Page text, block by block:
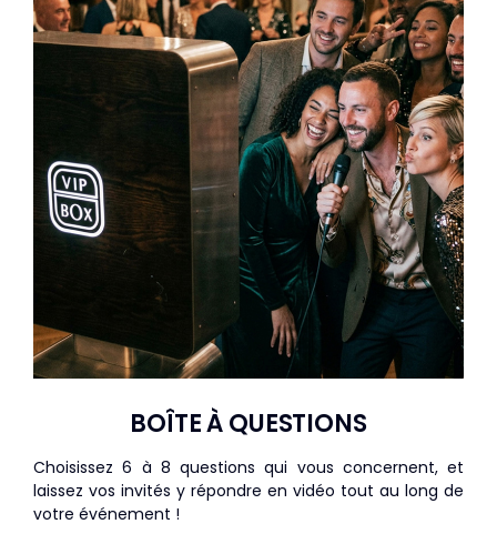
BOÎTE À QUESTIONS
Choisissez 6 à 8 questions qui vous concernent, et
laissez vos invités y répondre en vidéo tout au long de
votre événement !